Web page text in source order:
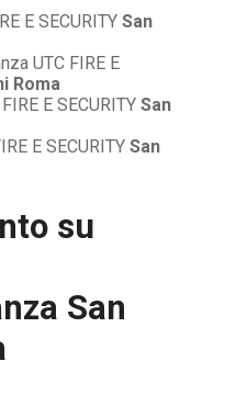
E SECURITY San
UTC FIRE E
Roma
E SECURITY San
E SECURITY San
su
San